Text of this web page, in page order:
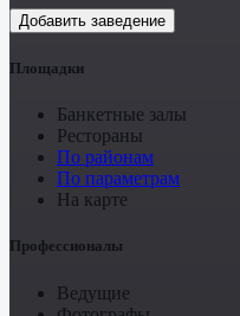
Добавить заведение
Площадки
Банкетные залы
Рестораны
По районам
По параметрам
На карте
Профессионалы
Ведущие